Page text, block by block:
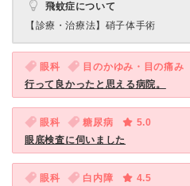
飛蚊症について
【診療・治療法】 硝子体手術
眼科 目のかゆみ・目の痛み
行って良かったと思える病院。
眼科 糖尿病
5.0
眼底検査に伺いました
眼科 白内障
4.5